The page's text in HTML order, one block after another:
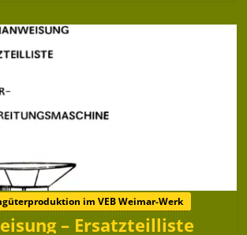
im VEB Weimar-Werk
– Ersatzteilliste